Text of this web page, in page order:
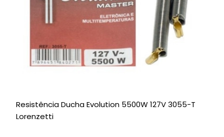
Resistência Ducha Evolution 5500W 127V 3055-T
Lorenzetti